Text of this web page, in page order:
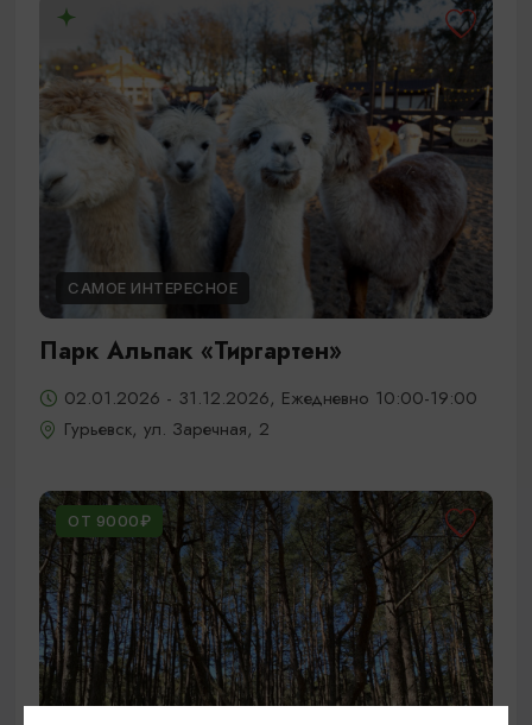
САМОЕ ИНТЕРЕСНОЕ
Парк Альпак «Тиргартен»
02.01.2026 - 31.12.2026, Ежедневно 10:00-19:00
Гурьевск, ул. Заречная, 2
ОТ 9000₽